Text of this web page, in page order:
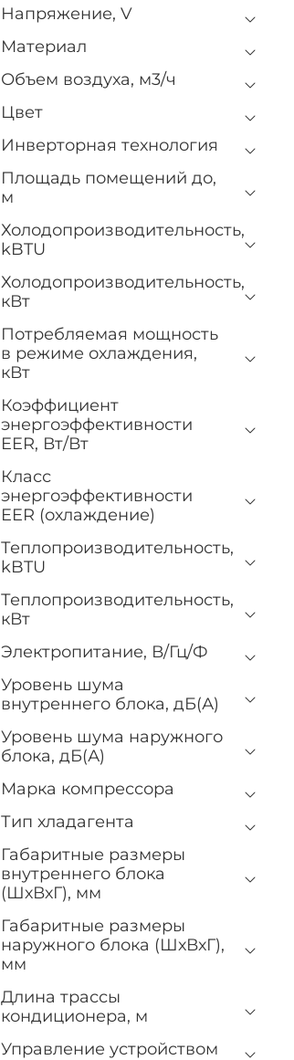
Напряжение, V
Материал
Объем воздуха, м3/ч
Цвет
Инверторная технология
Площадь помещений до,
м
Холодопроизводительность,
kBTU
Холодопроизводительность,
кВт
Потребляемая мощность
в режиме охлаждения,
кВт
Коэффициент
энергоэффективности
EER, Вт/Вт
Класс
энергоэффективности
EER (охлаждение)
Теплопроизводительность,
kBTU
Теплопроизводительность,
кВт
Электропитание, В/Гц/Ф
Уровень шума
внутреннего блока, дБ(А)
Уровень шума наружного
блока, дБ(А)
Марка компрессора
Тип хладагента
Габаритные размеры
внутреннего блока
(ШхВхГ), мм
Габаритные размеры
наружного блока (ШхВхГ),
мм
Длина трассы
кондиционера, м
Управление устройством